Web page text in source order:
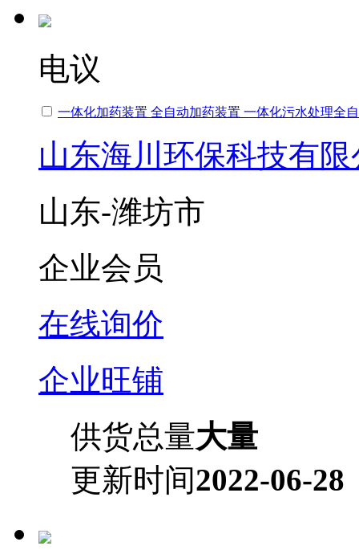
电议
一体化加药装置 全自动加药装置 一体化污水处理全
山东海川环保科技有
山东-潍坊市
企业会员
在线询价
企业旺铺
供货总量大量
更新时间2022-06-28